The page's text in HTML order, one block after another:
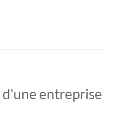
d'une entreprise